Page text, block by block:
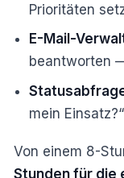
Prioritäten
E-Mail-
beantworten
mein
Von einem 8-
Stunden für die